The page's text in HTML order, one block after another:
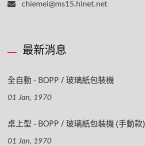
chiemei@ms15.hinet.net
最新消息
全自動 - BOPP / 玻璃紙包裝機
01 Jan, 1970
桌上型 - BOPP / 玻璃紙包裝機 (手動款)
01 Jan, 1970